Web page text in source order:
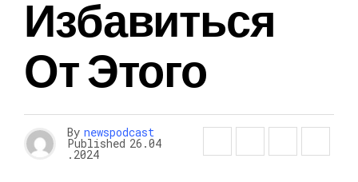
Избавиться
От Этого
By newspodcast
Published 26.04
.2024